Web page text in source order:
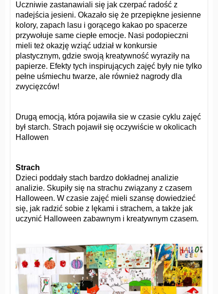
Uczniwie zastanawiali się jak czerpać radość z
nadejścia jesieni. Okazało się że przepiękne jesienne
kolory, zapach lasu i gorącego kakao po spacerze
przywołuje same ciepłe emocje. Nasi podopieczni
mieli też okazję wziąć udział w konkursie
plastycznym, gdzie swoją kreatywność wyraziły na
papierze. Efekty tych inspirujących zajęć były nie tylko
pełne uśmiechu twarze, ale również nagrody dla
zwycięzców!
Drugą emocją, która pojawiła sie w czasie cyklu zajęć
był starch. Strach pojawił się oczywiście w okolicach
Hallowen
Strach
Dzieci poddały stach bardzo dokładnej analizie
analizie. Skupiły się na strachu związany z czasem
Halloween. W czasie zajęć mieli szansę dowiedzieć
się, jak radzić sobie z lękami i strachem, a także jak
uczynić Halloween zabawnym i kreatywnym czasem.